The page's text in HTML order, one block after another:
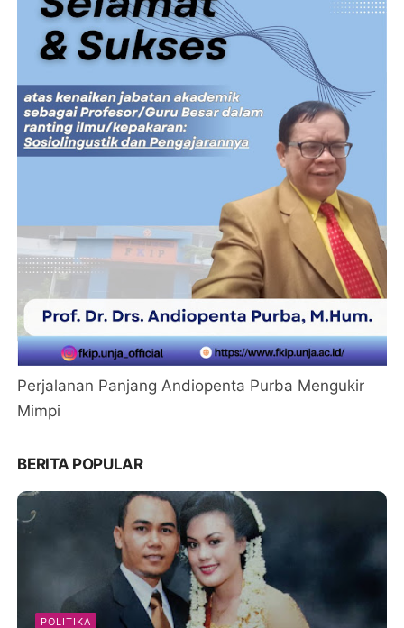
Perjalanan Panjang Andiopenta Purba Mengukir
Mimpi
BERITA POPULAR
POLITIKA